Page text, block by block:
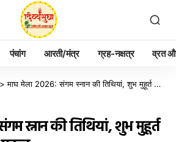
पंचांग आरती/मंत्र ग्रह-नक्षत्र व्रत
>माघ मेला 2026: संगम स्नान की तिथियां, शुभ मुहूर्त और आध्यात्मिक महत्व
स्नान की तिथियां, शुभ मुहूर्त